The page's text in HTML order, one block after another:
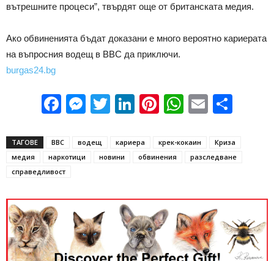
вътрешните процеси”, твърдят още от британската медия.
Ако обвиненията бъдат доказани е много вероятно кариерата
на въпросния водещ в BBC да приключи.
burgas24.bg
Facebook
Messenger
Twitter
LinkedIn
Pinterest
WhatsApp
Email
ТАГОВЕ BBC водещ кариера крек-кокаин
Криза
медия
наркотици новини обвинения
разследване
справедливост